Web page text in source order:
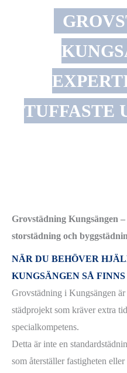
TUFFASTE
Grovstädning Kungsängen
storstädning och
NÄR DU BEHÖVER
KUNGSÄNGEN SÅ
Grovstädning i Kungsängen
städprojekt som kräver extra
specialkompetens.
Detta är inte en
som återställer fastigheten